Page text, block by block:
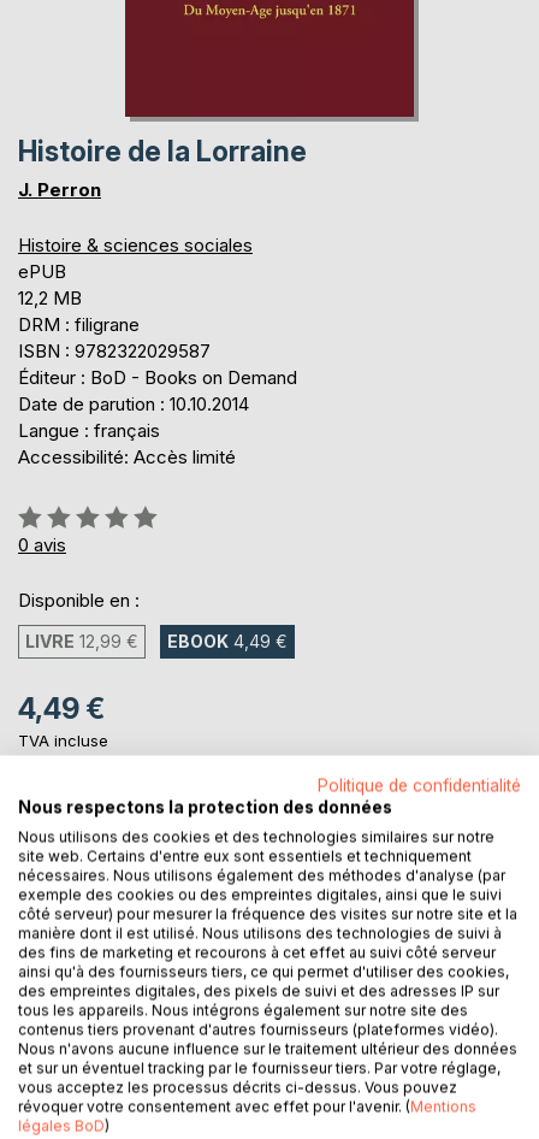
Histoire de la Lorraine
J. Perron
Histoire & sciences sociales
ePUB
12,2 MB
DRM : filigrane
ISBN : 9782322029587
Éditeur : BoD - Books on Demand
Date de parution : 10.10.2014
Langue : français
Accessibilité: Accès limité
Évaluation:
0%
0 avis
Disponible en :
LIVRE 12,99 € EBOOK 4,49 €
4,49 €
TVA incluse
AJOUTER AU PANIER
Ajouter à ma liste d'envies
Laisser un avis
DESCRIPTION
Politique de confidentialité
Nous respectons la protection des données
Nous utilisons des cookies et des technologies similaires sur notre
site web. Certains d'entre eux sont essentiels et techniquement
nécessaires. Nous utilisons également des méthodes d'analyse (par
exemple des cookies ou des empreintes digitales, ainsi que le suivi
côté serveur) pour mesurer la fréquence des visites sur notre site et la
manière dont il est utilisé. Nous utilisons des technologies de suivi à
des fins de marketing et recourons à cet effet au suivi côté serveur
ainsi qu'à des fournisseurs tiers, ce qui permet d'utiliser des cookies,
des empreintes digitales, des pixels de suivi et des adresses IP sur
tous les appareils. Nous intégrons également sur notre site des
contenus tiers provenant d'autres fournisseurs (plateformes vidéo).
Nous n'avons aucune influence sur le traitement ultérieur des données
et sur un éventuel tracking par le fournisseur tiers. Par votre réglage,
vous acceptez les processus décrits ci-dessus. Vous pouvez
révoquer votre consentement avec effet pour l'avenir. (Mentions
légales BoD)